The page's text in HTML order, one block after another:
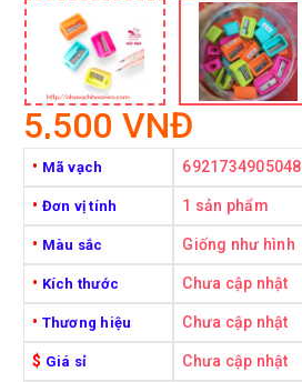
5,500 VNĐ
• Mã vạch 6921734905048
• Đơn vị tính 1 sản phẩm
• Màu sắc Giống như hình
• Kích thước Chưa cập nhật
• Thương hiệu Chưa cập nhật
$ Giá sỉ Chưa cập nhật